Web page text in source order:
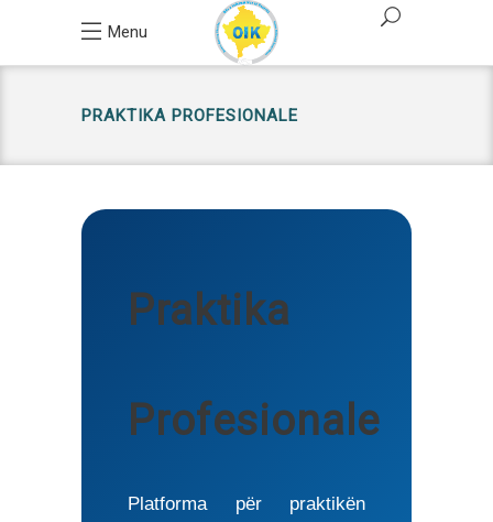
Menu
PRAKTIKA PROFESIONALE
Praktika
Profesionale
Platforma për praktikën